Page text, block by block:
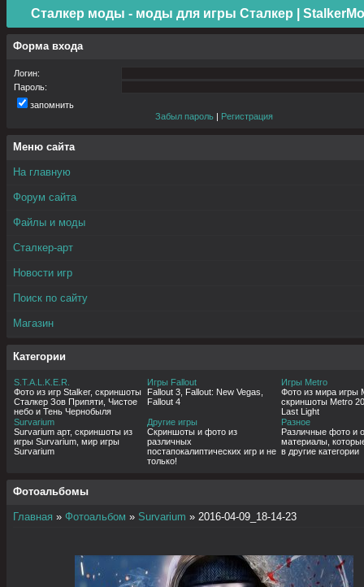
Сталкер моды - моды для игры Сталкер |
Форма входа
Логин:
Пароль:
запомнить
Забыл пароль | Регистрация
Меню сайта
На главную
Форум сайта
Файлы и моды
Сталкер-арт
Новости игр
Поиск по сайту
Магазин
Категории
S.T.A.L.K.E.R.
Фото из игр Stalker, скриншоты
Сталкер Зов Припяти, Чистое
небо и Тень Чернобыля
Игры Fallout
Fallout 3, Fallout: New Vegas,
Fallout 4
Игры Metro
Фото из мира игры
скриншоты Metro
Last Light
Survarium
Survarium арт, скриншоты из
игры Survarium, мир игры
Survarium
Другие игры
Скриншоты и фото из
различных
постапокалиптических игр и не
только!
Разное
Различные фото и
материалы,
в другие категории
Фотоальбомы
Главная » Фотоальбом » Survarium » 2016-04-09_18-14-23